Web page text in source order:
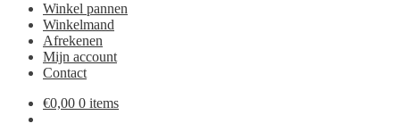
Winkel pannen
Winkelmand
Afrekenen
Mijn account
Contact
€0,00 0 items